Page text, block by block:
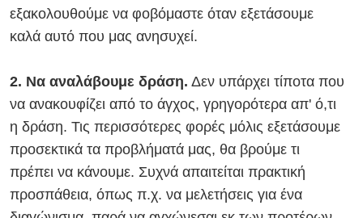
εξακολουθούμε να φοβόμαστε όταν εξετάσουμε
καλά αυτό που μας ανησυχεί.
2. Να αναλάβουμε δράση. Δεν υπάρχει τίποτα που
να ανακουφίζει από το άγχος, γρηγορότερα απ' ό,τι
η δράση. Τις περισσότερες φορές μόλις εξετάσουμε
προσεκτικά τα προβλήματά μας, θα βρούμε τι
πρέπει να κάνουμε. Συχνά απαιτείται πρακτική
προσπάθεια, όπως π.χ. να μελετήσεις για ένα